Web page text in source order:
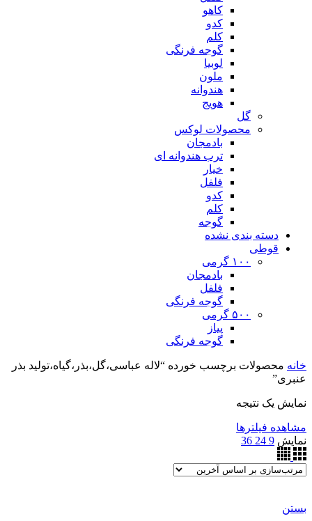
کاهو
کدو
کلم
گوجه فرنگی
لوبیا
ملون
هندوانه
هویج
گل
محصولات لوکس
بادمجان
ترب هندوانه ای
خیار
فلفل
کدو
کلم
گوجه
دسته بندی نشده
قوطی
۱۰۰ گرمی
بادمجان
فلفل
گوجه فرنگی
۵۰۰ گرمی
پیاز
گوجه فرنگی
خانه محصولات برچسب خورده “لاله عباسی،گل،بذر،گیاه،تولید بذر
عنبری”
نمایش یک نتیجه
مشاهده فیلترها
نمایش 9
24
36
بستن